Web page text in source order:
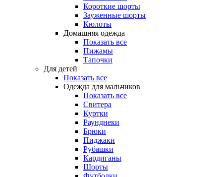
Короткие шорты
Зауженные шорты
Кюлоты
Домашняя одежда
Показать все
Пижамы
Тапочки
Для детей
Показать все
Одежда для мальчиков
Показать все
Свитера
Куртки
Раунднеки
Брюки
Пиджаки
Рубашки
Кардиганы
Шорты